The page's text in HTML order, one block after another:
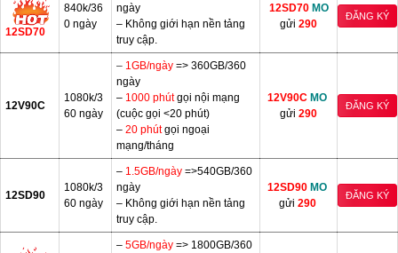
12SD70
840k/36
0 ngày
ngày
– Không giới hạn nền tảng
truy cập.
12SD70 MO
gửi 290
ĐĂNG KÝ
12V90C
1080k/3
60 ngày
– 1GB/ngày => 360GB/360
ngày
– 1000 phútgọi nội mạng
(cuộc gọi <20 phút)
– 20 phútgọi ngoại
mạng/tháng
12V90C MO
gửi 290
ĐĂNG KÝ
12SD90
1080k/3
60 ngày
– 1.5GB/ngày =>540GB/360
ngày
– Không giới hạn nền tảng
truy cập.
12SD90 MO
gửi 290
ĐĂNG KÝ
– 5GB/ngày => 1800GB/360